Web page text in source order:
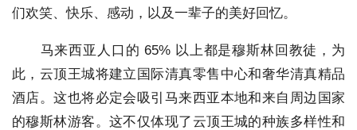
们欢笑、快乐、感动，以及一辈子的美好回忆。
马来西亚人口的 65% 以上都是穆斯林回教徒，为
此，云顶王城将建立国际清真零售中心和奢华清真精品
酒店。这也将必定会吸引马来西亚本地和来自周边国家
的穆斯林游客。这不仅体现了云顶王城的种族多样性和